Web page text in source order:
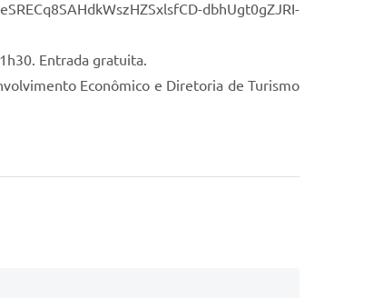
dbhUgt0gZJRI-
Entrada gratuita.
Econômico e Diretoria de Turismo